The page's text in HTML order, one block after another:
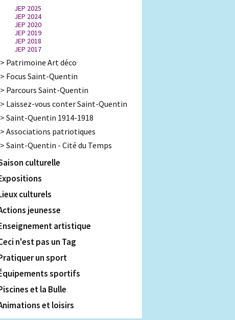
JEP 2025
JEP 2024
JEP 2020
JEP 2019
JEP 2018
JEP 2017
Patrimoine Art déco
Focus Saint-Quentin
Parcours Saint-Quentin
Laissez-vous conter Saint-Quentin
Saint-Quentin 1914-1918
Associations patriotiques
Saint-Quentin - Cité du Temps
culturelle
culturels
jeunesse
artistique
n'est pas un Tag
un sport
sportifs
et la Bulle
et loisirs